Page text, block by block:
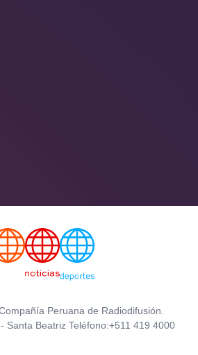
Peruana de Radiodifusión.
Santa Beatriz Teléfono:+511 419 4000